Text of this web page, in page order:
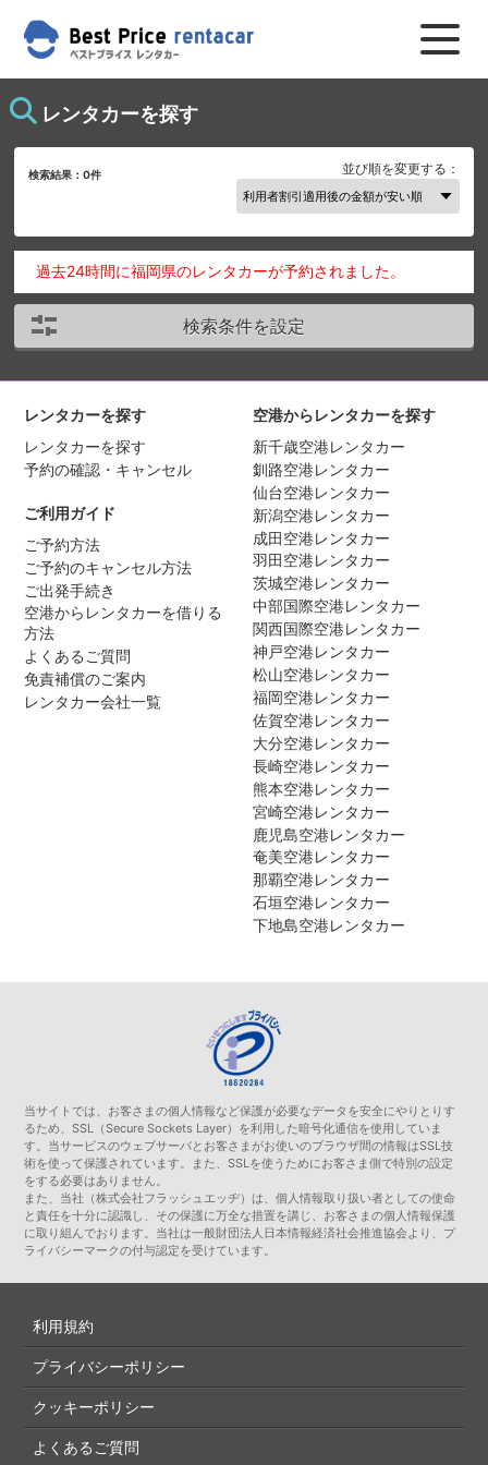
レンタカーを探す
検索結果：0件 並び順を変更する：
過去24時間に福岡県のレンタカーが予約されました。
検索条件を設定
レンタカーを探す
レンタカーを探す
予約の確認・キャンセル
ご利用ガイド
ご予約方法
ご予約のキャンセル方法
ご出発手続き
空港からレンタカーを借りる
方法
よくあるご質問
免責補償のご案内
レンタカー会社一覧
空港からレンタカーを探す
新千歳空港レンタカー
釧路空港レンタカー
仙台空港レンタカー
新潟空港レンタカー
成田空港レンタカー
羽田空港レンタカー
茨城空港レンタカー
中部国際空港レンタカー
関西国際空港レンタカー
神戸空港レンタカー
松山空港レンタカー
福岡空港レンタカー
佐賀空港レンタカー
大分空港レンタカー
長崎空港レンタカー
熊本空港レンタカー
宮崎空港レンタカー
鹿児島空港レンタカー
奄美空港レンタカー
那覇空港レンタカー
石垣空港レンタカー
下地島空港レンタカー
当サイトでは、お客さまの個人情報など保護が必要なデータを安全にやりとりす
るため、SSL（Secure Sockets Layer）を利用した暗号化通信を使用していま
す。当サービスのウェブサーバとお客さまがお使いのブラウザ間の情報はSSL技
術を使って保護されています。また、SSLを使うためにお客さま側で特別の設定
をする必要はありません。
また、当社（株式会社フラッシュエッヂ）は、個人情報取り扱い者としての使命
と責任を十分に認識し、その保護に万全な措置を講じ、お客さまの個人情報保護
に取り組んでおります。当社は一般財団法人日本情報経済社会推進協会より、プ
ライバシーマークの付与認定を受けています。
利用規約
プライバシーポリシー
クッキーポリシー
よくあるご質問